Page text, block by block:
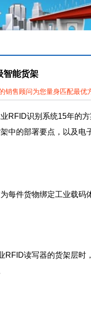
智能货架
售顾问为您量身匹配最优
识别系统15年的方
中的部署要点，以及电
件货物绑定工业载码
读写器的货架层时